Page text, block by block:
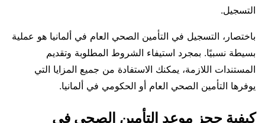
التسجيل.
باختصار، التسجيل في التأمين الصحي العام في ألمانيا هو عملية
بسيطة نسبيًا. بمجرد استيفاء الشروط المطلوبة وتقديم
المستندات اللازمة، يمكنك الاستفادة من جميع المزايا التي
يوفرها التأمين الصحي العام أو الحكومي في ألمانيا.
كيفية حجز موعد التأمين الصحي في